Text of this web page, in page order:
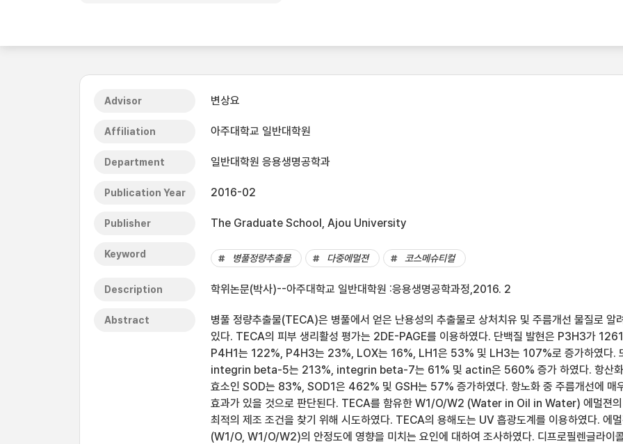
Advisor 변상요
Affiliation 아주대학교 일반대학원
Department 일반대학원 응용생명공학과
Publication Year 2016-02
Publisher The Graduate School, Ajou University
Keyword 병풀정량추출물 다중에멀젼 코스메슈티컬
Description 학위논문(박사)--아주대학교 일반대학원 :응용생명공학과정,2016. 2
Abstract
병풀 정량추출물(TECA)은 병풀에서 얻은 난용성의 추출물로 상처치유 및 주름개선 물질로 알
있다. TECA의 피부 생리활성 평가는 2DE-PAGE를 이용하였다. 단백질 발현은 P3H3가
P4H1는 122%, P4H3는 23%, LOX는 16%, LH1은 53% 및 LH3는 107%로 증가하였다.
integrin beta-5는 213%, integrin beta-7는 61% 및 actin은 560% 증가 하였다. 항산화
효소인 SOD는 83%, SOD1은 462% 및 GSH는 57% 증가하였다. 항노화 중 주름개선에 매
효과가 있을 것으로 판단된다. TECA를 함유한 W1/O/W2 (Water in Oil in Water) 에멀젼의
최적의 제조 조건을 찾기 위해 시도하였다. TECA의 용해도는 UV 흡광도계를 이용하였다. 에
(W1/O, W1/O/W2)의 안정도에 영향을 미치는 요인에 대하여 조사하였다. 디프로필렌글라이